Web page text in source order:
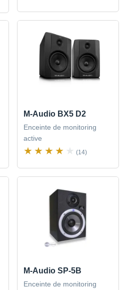
M-Audio BX5 D2
Enceinte de monitoring
active
(14)
M-Audio SP-5B
Enceinte de monitoring